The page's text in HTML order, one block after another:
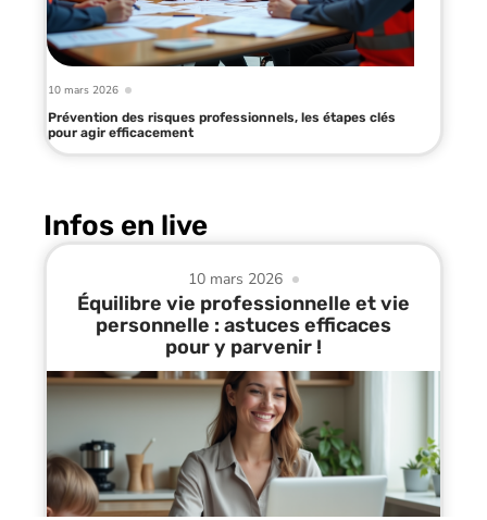
10 mars 2026
Prévention des risques professionnels, les étapes clés
pour agir efficacement
Infos en live
10 mars 2026
Équilibre vie professionnelle et vie
personnelle : astuces efficaces
pour y parvenir !